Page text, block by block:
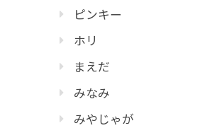
ピンキー
ホリ
まえだ
みなみ
みやじゃが